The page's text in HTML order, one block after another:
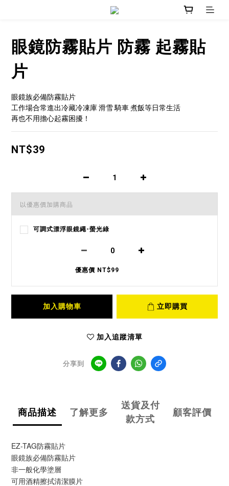
眼鏡防霧貼片 防霧 起霧貼
片
眼鏡族必備防霧貼片
工作場合常進出冷藏冷凍庫 滑雪 騎車 煮飯等日常生活
再也不用擔心起霧困擾！
NT$39
以優惠價加購商品
可調式漂浮眼鏡繩-螢光綠
優惠價 NT$99
加入購物車 立即購買
加入追蹤清單
分享到
商品描述 了解更多
送貨及付
款方式
顧客評價
EZ-TAG防霧貼片
眼鏡族必備防霧貼片
非一般化學塗層
可用酒精擦拭清潔膜片